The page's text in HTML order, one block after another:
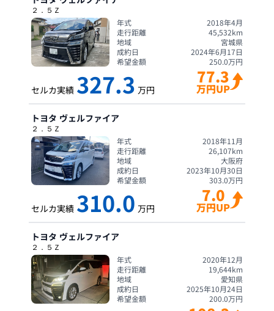
２．５Ｚ
年式
2018年4月
走行距離
45,532km
地域
宮城県
成約日
2024年6月17日
希望金額
250.0万円
セルカ実績 327.3 万円
77.3
万円UP
トヨタ ヴェルファイア
２．５Ｚ
年式
2018年11月
走行距離
26,107km
地域
大阪府
成約日
2023年10月30日
希望金額
303.0万円
セルカ実績 310.0 万円
7.0
万円UP
トヨタ ヴェルファイア
２．５Ｚ
年式
2020年12月
走行距離
19,644km
地域
愛知県
成約日
2025年10月24日
希望金額
200.0万円